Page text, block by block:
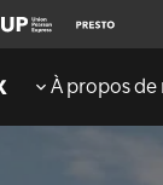
À propos de